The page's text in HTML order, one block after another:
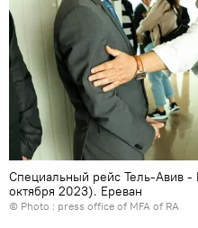
Специальный рейс Тель-Авив -
октября 2023). Еревaн
© Photo : press office of MFA of RA